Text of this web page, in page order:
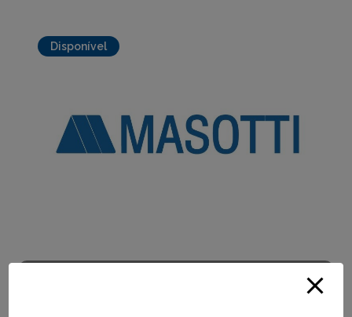
Disponível
57,39m²